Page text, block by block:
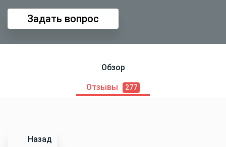
Задать вопрос
Обзор
Отзывы 277
Назад